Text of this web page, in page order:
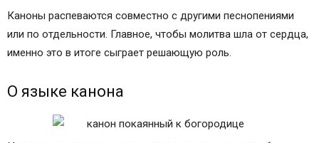
Каноны распеваются совместно с другими песнопениями
или по отдельности. Главное, чтобы молитва шла от сердца,
именно это в итоге сыграет решающую роль.
О языке канона